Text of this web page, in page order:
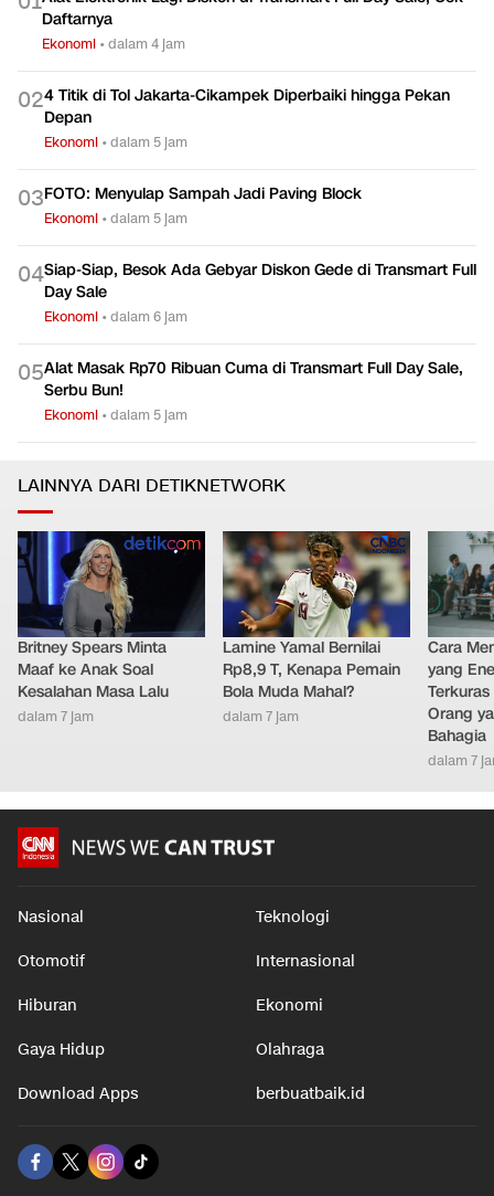
Daftarnya
Ekonomi •dalam 4 jam
024 Titik di Tol Jakarta-Cikampek Diperbaiki hingga Pekan
Depan
Ekonomi •dalam 5 jam
03FOTO: Menyulap Sampah Jadi Paving Block
Ekonomi •dalam 5 jam
04Siap-Siap, Besok Ada Gebyar Diskon Gede di Transmart Full
Day Sale
Ekonomi •dalam 6 jam
05Alat Masak Rp70 Ribuan Cuma di Transmart Full Day Sale,
Serbu Bun!
Ekonomi •dalam 5 jam
LAINNYA DARI DETIKNETWORK
Britney Spears Minta
Maaf ke Anak Soal
Kesalahan Masa Lalu
dalam 7 jam
Lamine Yamal Bernilai
Rp8,9 T, Kenapa Pemain
Bola Muda Mahal?
dalam 7 jam
Cara
yang
Orang
Bahagia
dalam 7
Nasional Teknologi
Otomotif Internasional
Hiburan Ekonomi
Gaya Hidup Olahraga
Download Apps berbuatbaik.id